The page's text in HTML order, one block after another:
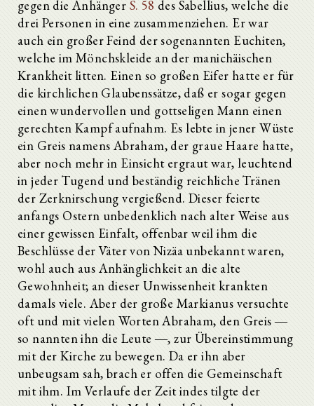
gegen die Anhänger S. 58 des Sabellius, welche die
drei Personen in eine zusammenziehen. Er war
auch ein großer Feind der sogenannten Euchiten,
welche im Mönchskleide an der manichäischen
Krankheit litten. Einen so großen Eifer hatte er für
die kirchlichen Glaubenssätze, daß er sogar gegen
einen wundervollen und gottseligen Mann einen
gerechten Kampf aufnahm. Es lebte in jener Wüste
ein Greis namens Abraham, der graue Haare hatte,
aber noch mehr in Einsicht ergraut war, leuchtend
in jeder Tugend und beständig reichliche Tränen
der Zerknirschung vergießend. Dieser feierte
anfangs Ostern unbedenklich nach alter Weise aus
einer gewissen Einfalt, offenbar weil ihm die
Beschlüsse der Väter von Nizäa unbekannt waren,
wohl auch aus Anhänglichkeit an die alte
Gewohnheit; an dieser Unwissenheit krankten
damals viele. Aber der große Markianus versuchte
oft und mit vielen Worten Abraham, den Greis ―
so nannten ihn die Leute ―, zur Übereinstimmung
mit der Kirche zu bewegen. Da er ihn aber
unbeugsam sah, brach er offen die Gemeinschaft
mit ihm. Im Verlaufe der Zeit indes tilgte der